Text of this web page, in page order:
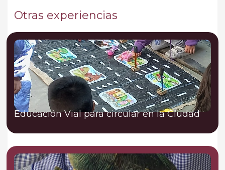
Otras experiencias
Educación Vial para circular en la Ciudad